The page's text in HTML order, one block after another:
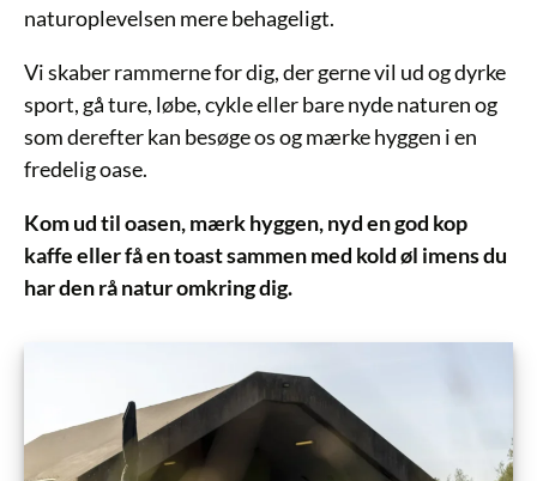
naturoplevelsen mere behageligt.
Vi skaber rammerne for dig, der gerne vil ud og dyrke
sport, gå ture, løbe, cykle eller bare nyde naturen og
som derefter kan besøge os og mærke hyggen i en
fredelig oase.
Kom ud til oasen, mærk hyggen, nyd en god kop
kaffe eller få en toast sammen med kold øl imens du
har den rå natur omkring dig.